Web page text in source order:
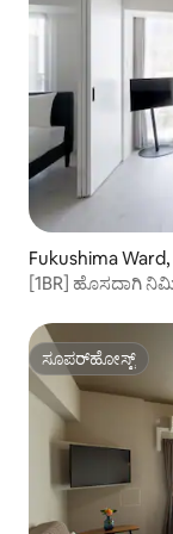
Fukushima
[1BR] ಹೊಸದಾಗಿ
ಸೂಪರ್‌ಹೋಸ್ಟ್
ಸೂಪರ್‌ಹೋಸ್ಟ್